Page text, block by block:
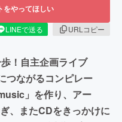
をやってほしい
LINEで送る
URLコピー
！自主企画ライブ
つながるコンピレー
」を作り、アー
、またCDをきっかけに